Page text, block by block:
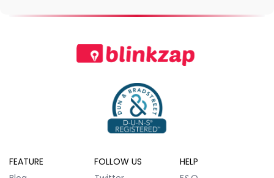
FEATURE
FOLLOW US
HELP